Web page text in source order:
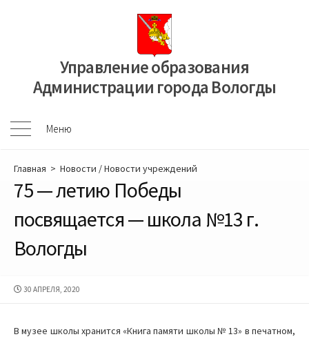
Управление образования
Администрации города Вологды
Меню
Меню
Главная > Новости /Новости учреждений
75 — летию Победы
посвящается — школа №13 г.
Вологды
ДАТА
30 АПРЕЛЯ, 2020
В музее школы хранится «Книга памяти школы № 13» в печатном,